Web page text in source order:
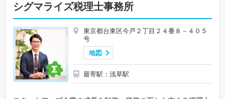
シグマライズ税理士事務所
東京都台東区今戸２丁目２４番８－４０５
号
地図
最寄駅：浅草駅